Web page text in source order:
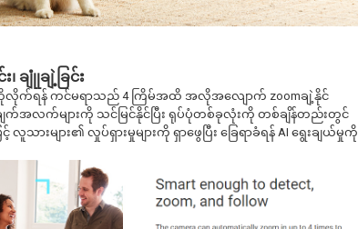
ချုုံချဲ့ခြင်း
လိုက်ရန် ကင်မရာသည် 4 ကြိမ်အထိ အလိုအလျောက် zoomချဲ့နိုင်
က်အလက်များကို သင်မြင်နိုင်ပြီး ရုပ်ပုံတစ်ခုလုံးကို တစ်ချိန်တည်းတွင်
ားများ၏ လှုပ်ရှားမှုများကို ရှာဖွေပြီး ခြေရာခံရန် AI ရွေးချယ်မှုကို